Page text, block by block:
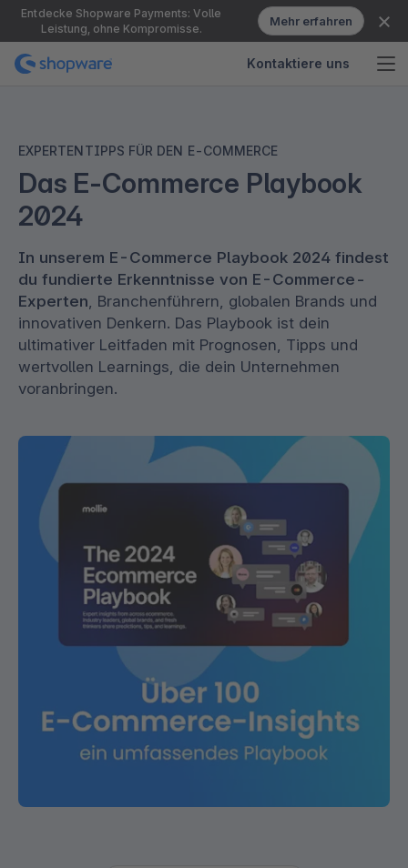
Entdecke Shopware Payments: Volle
Leistung, ohne Kompromisse.
Mehr erfahren
Kontaktiere uns
EXPERTENTIPPS FÜR DEN E-COMMERCE
Das E-Commerce Playbook
2024
In unserem E-Commerce Playbook 2024 findest
du fundierte Erkenntnisse von E-Commerce-
Experten, Branchenführern, globalen Brands und
innovativen Denkern. Das Playbook ist dein
ultimativer Leitfaden mit Prognosen, Tipps und
wertvollen Learnings, die dein Unternehmen